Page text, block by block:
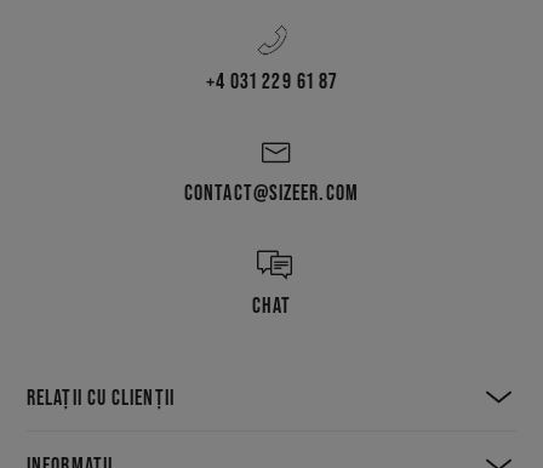
+4 031 229 61 87
CONTACT@SIZEER.COM
CHAT
RELAȚII CU CLIENȚII